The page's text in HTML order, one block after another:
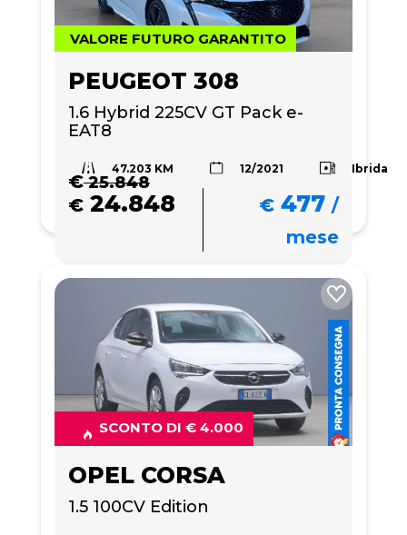
VALORE FUTURO GARANTITO
PEUGEOT 308
1.6 Hybrid 225CV GT Pack e-
EAT8
47.203 KM 12/2021 Ibrida
€25.848
€ 24.848 € 477 /
mese
SCONTO DI € 4.000
OPEL CORSA
1.5 100CV Edition